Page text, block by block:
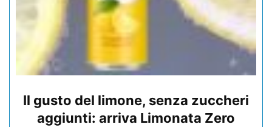
Il gusto del limone, senza zuccheri
aggiunti: arriva Limonata Zero